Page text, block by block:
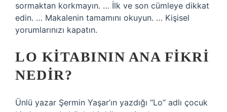
sormaktan korkmayın. … İlk ve son cümleye dikkat
edin. … Makalenin tamamını okuyun. … Kişisel
yorumlarınızı kapatın.
LO KITABININ ANA FIKRI
NEDIR?
Ünlü yazar Şermin Yaşar’ın yazdığı “Lo” adlı çocuk